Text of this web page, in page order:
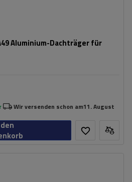
Aluminium-Dachträger für
Wir versenden schon am11. August